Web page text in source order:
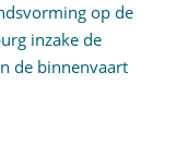
op de
inzake de
de binnenvaart